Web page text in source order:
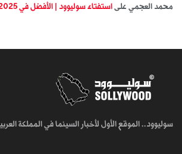
محمد العجمي على استفتاء سوليوود | الأفضل في 2025
سوليوود.. الموقع الأول لأخبار السينما في المملكة